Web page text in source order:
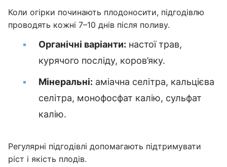
Коли огірки починають плодоносити, підгодівлю
проводять кожні 7–10 днів після поливу.
Органічні варіанти: настої трав,
курячого посліду, коров’яку.
Мінеральні: аміачна селітра, кальцієва
селітра, монофосфат калію, сульфат
калію.
Регулярні підгодівлі допомагають підтримувати
ріст і якість плодів.